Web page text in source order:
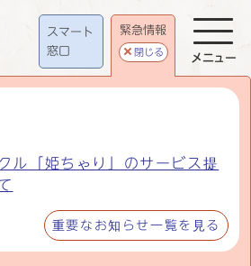
スマート
窓口
緊急情報
閉じる
ル「姫ちゃり」のサービス提
重要なお知らせ一覧を見る
メニュー